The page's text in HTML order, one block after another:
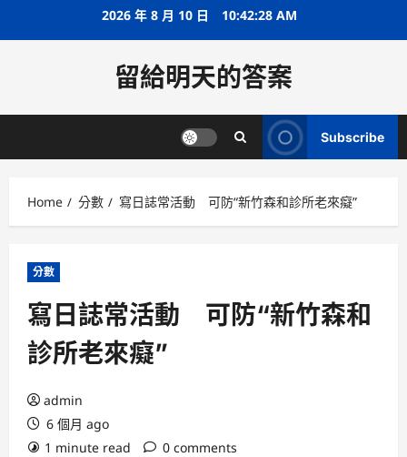
2026 年 8 月 10 日 10:42:29 AM
留給明天的答案
Subscribe
Home 分數 寫日誌常活動 可防“新竹森和診所老來癡”
分數
寫日誌常活動 可防“新竹森和
診所老來癡”
admin
6 個月 ago
1 minute read
0 comments